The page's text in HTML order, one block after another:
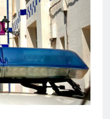
con éxito
y el
del
renuevan
de colaboración
para
feria. Ojo si vas